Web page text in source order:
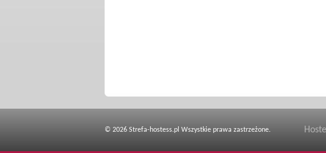
© 2026 Strefa-hostess.pl Wszystkie prawa zastrzeżone.